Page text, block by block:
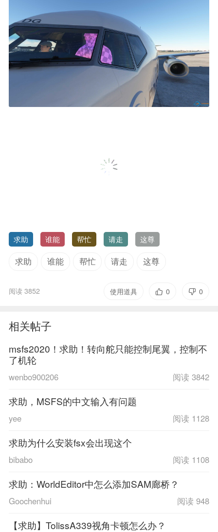
求助 谁能 帮忙 请走 这尊
求助 谁能 帮忙 请走 这尊
阅读 3852 0
0
使用道具
相关帖子
msfs2020！求助！转向舵只能控制尾翼，控制不
了机轮
wenbo900206 阅读 3842
求助，MSFS的中文输入有问题
yee 阅读 1128
求助为什么安装fsx会出现这个
bibabo 阅读 1108
求助：WorldEditor中怎么添加SAM廊桥？
Goochenhui 阅读 948
【求助】TolissA339视角卡顿怎么办？